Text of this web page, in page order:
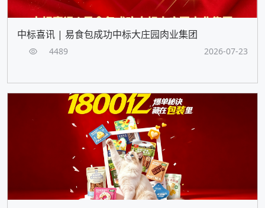
中标喜讯 | 易食包成功中标大庄园肉业集团
4489 2026-07-23